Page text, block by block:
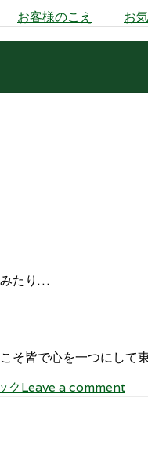
お客様のこえ お
みたり…
そ皆で心を一つにし
クLeave a comment